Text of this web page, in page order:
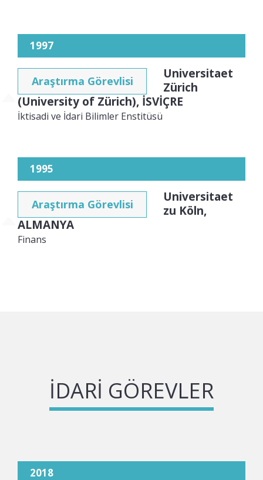
1997
Araştırma Görevlisi
Universitaet
Zürich
(University of Zürich), İSVİÇRE
İktisadi ve İdari Bilimler Enstitüsü
1995
Araştırma Görevlisi
Universitaet
zu Köln,
ALMANYA
Finans
İDARI GÖREVLER
2018